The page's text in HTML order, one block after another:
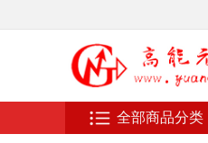
全部商品分类